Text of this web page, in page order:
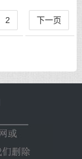
2 下一页